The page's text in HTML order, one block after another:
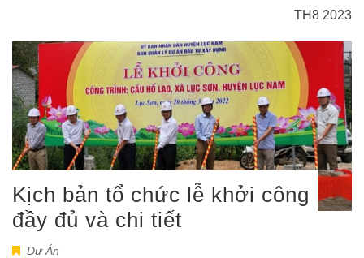
TH8 2023
Kịch bản tổ chức lễ khởi công
đầy đủ và chi tiết
Dự Án